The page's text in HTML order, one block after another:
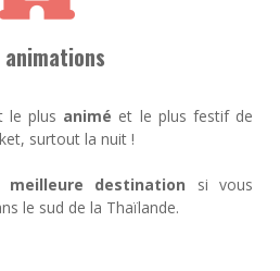
animations
le plus animé et le plus festif de
surtout la nuit !
meilleure destination si vous
le sud de la Thaïlande.